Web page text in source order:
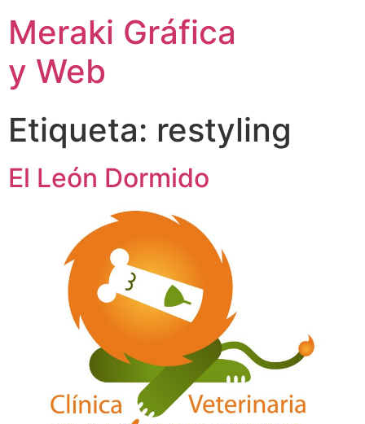
Meraki Gráfica
y Web
Etiqueta: restyling
El León Dormido